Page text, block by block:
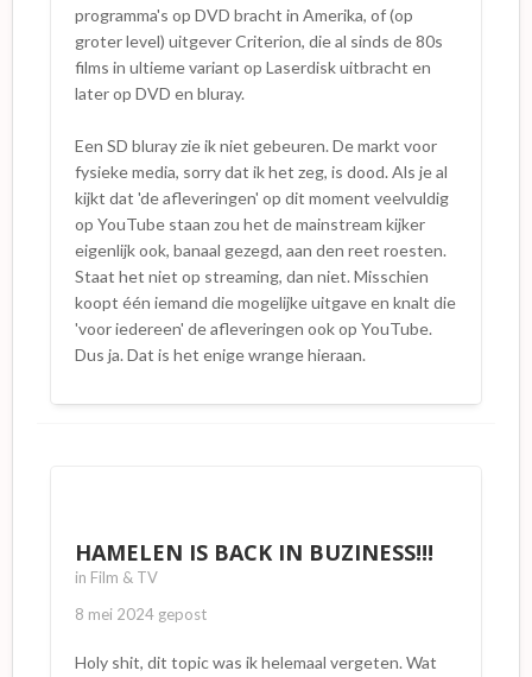
programma's op DVD bracht in Amerika, of (op
groter level) uitgever Criterion, die al sinds de 80s
films in ultieme variant op Laserdisk uitbracht en
later op DVD en bluray.
Een SD bluray zie ik niet gebeuren. De markt voor
fysieke media, sorry dat ik het zeg, is dood. Als je al
kijkt dat 'de afleveringen' op dit moment veelvuldig
op YouTube staan zou het de mainstream kijker
eigenlijk ook, banaal gezegd, aan den reet roesten.
Staat het niet op streaming, dan niet. Misschien
koopt één iemand die mogelijke uitgave en knalt die
'voor iedereen' de afleveringen ook op YouTube.
Dus ja. Dat is het enige wrange hieraan.
HAMELEN IS BACK IN BUZINESS!!!
in Film & TV
8 mei 2024 gepost
Holy shit, dit topic was ik helemaal vergeten. Wat